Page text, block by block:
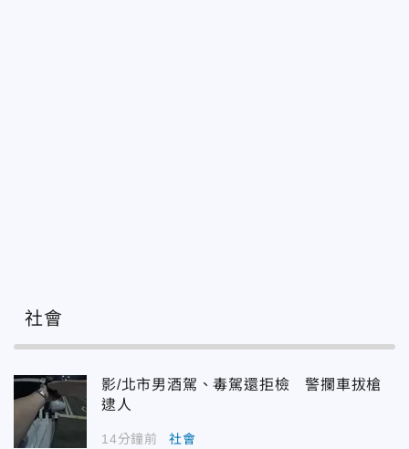
社會
影/北市男酒駕、毒駕還拒檢 警攔車拔槍
逮人
14分鐘前 社會